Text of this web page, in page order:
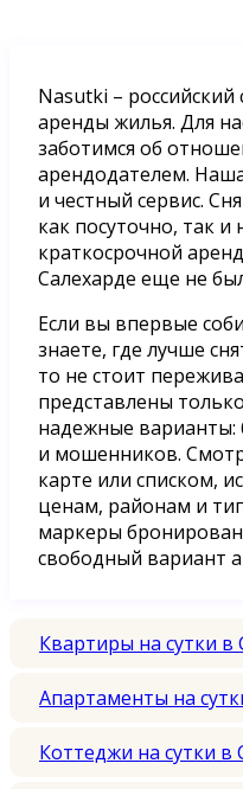
Nasutki – российский
аренды жилья. Для
заботимся об
арендодателем.
и честный сервис.
как посуточно, так и
краткосрочной
Салехарде еще не
Если вы впервые
знаете, где лучше
то не стоит
представлены
надежные варианты:
и мошенников.
карте или списком,
ценам, районам и
маркеры
свободный вариант
Квартиры на сутки в
Апартаменты на
Коттеджи на сутки в